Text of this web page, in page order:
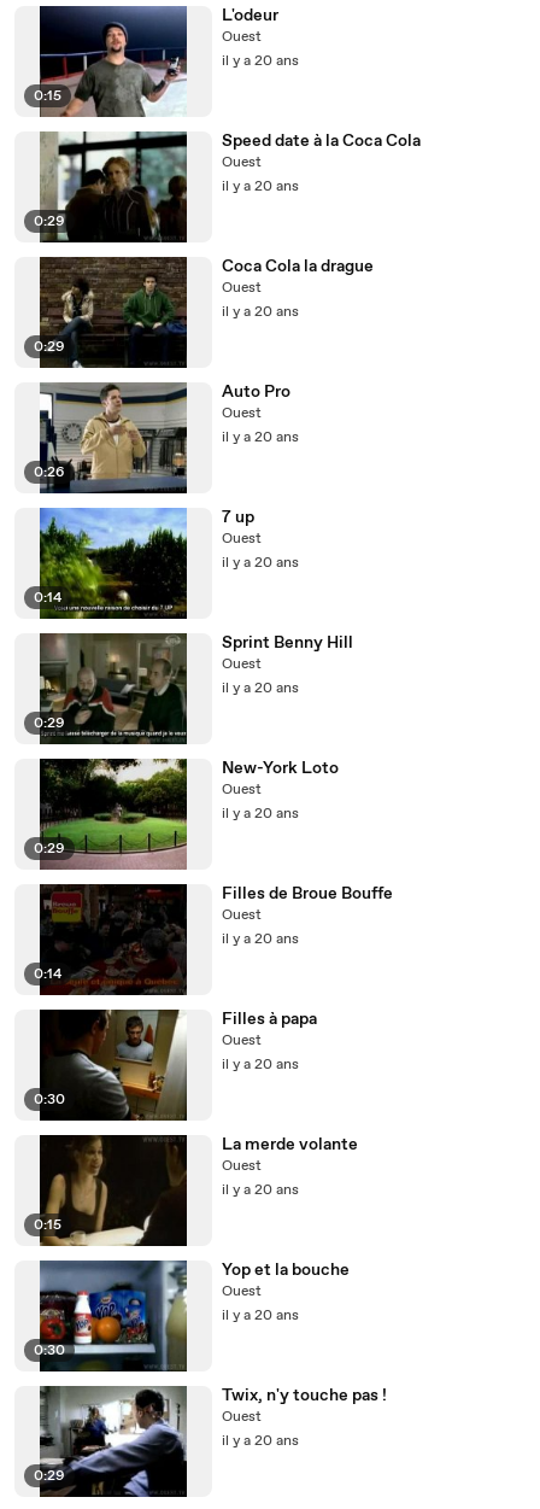
0:15
L'odeur
Ouest
il y a 20 ans
0:29
Speed date à la Coca Cola
Ouest
il y a 20 ans
0:29
Coca Cola la drague
Ouest
il y a 20 ans
0:26
Auto Pro
Ouest
il y a 20 ans
0:14
7 up
Ouest
il y a 20 ans
0:29
Sprint Benny Hill
Ouest
il y a 20 ans
0:29
New-York Loto
Ouest
il y a 20 ans
0:14
Filles de Broue Bouffe
Ouest
il y a 20 ans
0:30
Filles à papa
Ouest
il y a 20 ans
0:15
La merde volante
Ouest
il y a 20 ans
0:30
Yop et la bouche
Ouest
il y a 20 ans
0:29
Twix, n'y touche pas !
Ouest
il y a 20 ans